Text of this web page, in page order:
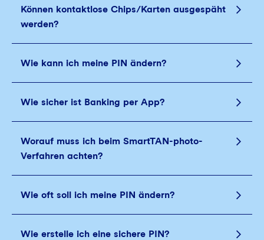
Können kontaktlose Chips/Karten ausgespäht
werden?
Wie kann ich meine PIN ändern?
Wie sicher ist Banking per App?
Worauf muss ich beim SmartTAN-photo-
Verfahren achten?
Wie oft soll ich meine PIN ändern?
Wie erstelle ich eine sichere PIN?